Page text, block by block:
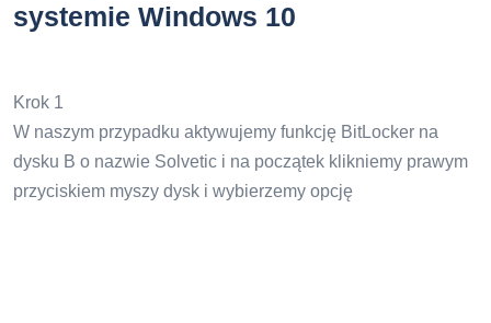
systemie Windows 10
Krok 1
W naszym przypadku aktywujemy funkcję BitLocker na
dysku B o nazwie Solvetic i na początek klikniemy prawym
przyciskiem myszy dysk i wybierzemy opcję